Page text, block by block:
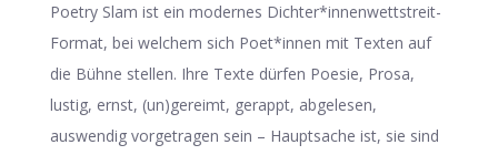
Poetry Slam ist ein modernes Dichter*innenwettstreit-
Format, bei welchem sich Poet*innen mit Texten auf
die Bühne stellen. Ihre Texte dürfen Poesie, Prosa,
lustig, ernst, (un)gereimt, gerappt, abgelesen,
auswendig vorgetragen sein – Hauptsache ist, sie sind